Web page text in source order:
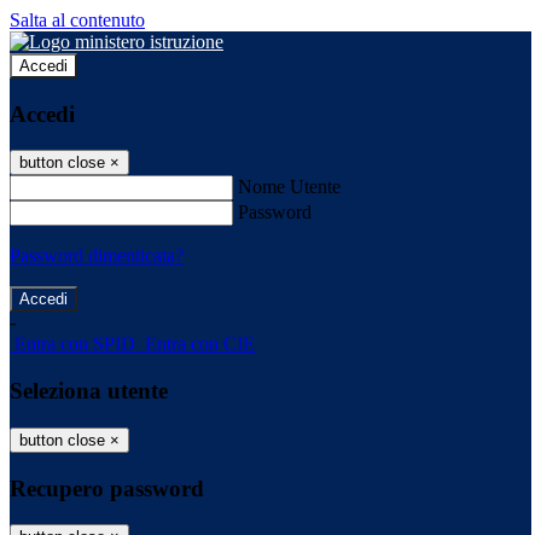
Salta al contenuto
Accedi
Accedi
button close ×
Nome Utente
Password
Password dimenticata?
-
Entra con SPID Entra con CIE
Seleziona utente
button close ×
Recupero password